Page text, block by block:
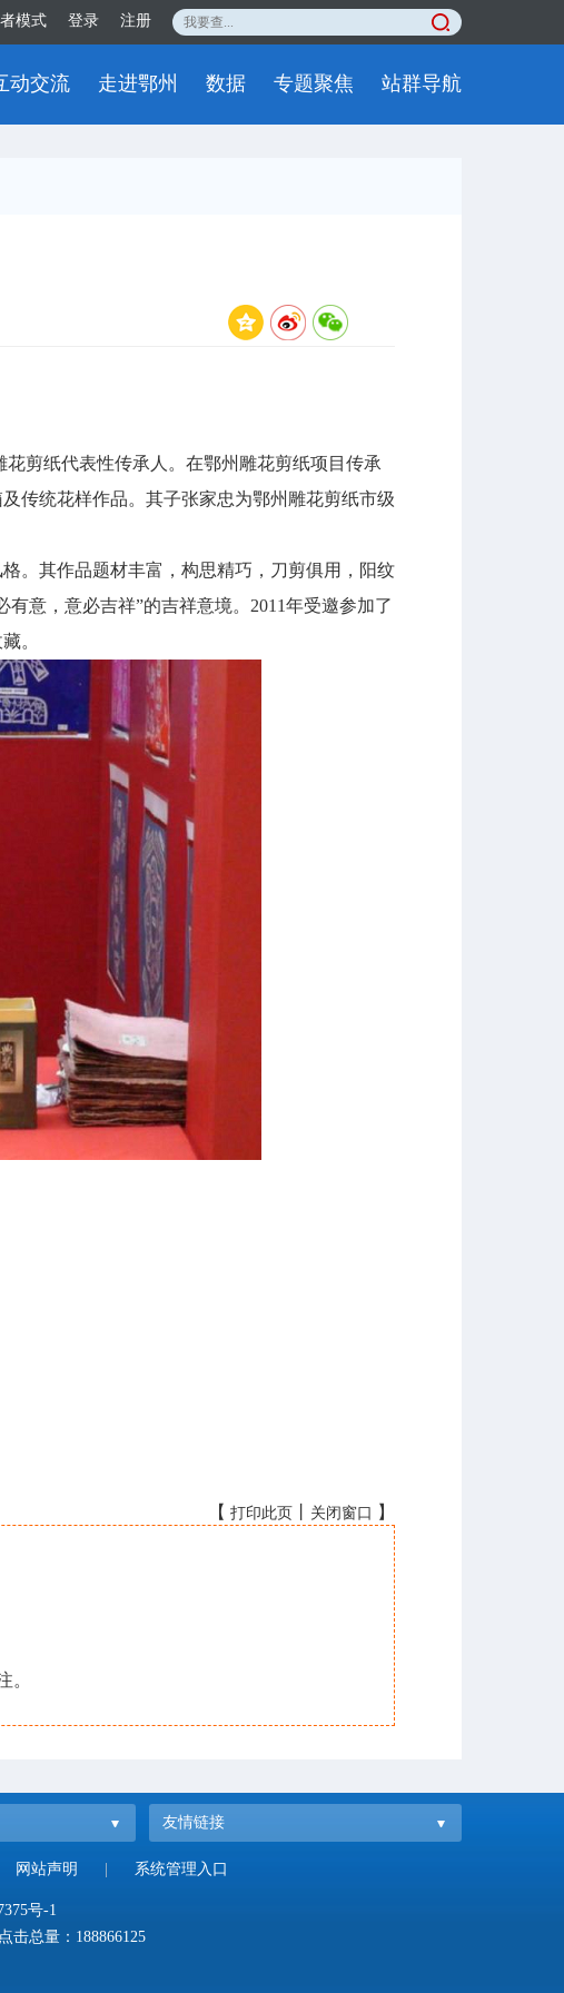
模式 登录 注册
动交流 走进鄂州 数据 专题聚焦 站群导航
剪纸代表性传承人。在鄂州雕花剪纸项目传承
传统花样作品。其子张家忠为鄂州雕花剪纸市级
。其作品题材丰富，构思精巧，刀剪俱用，阳纹
意，意必吉祥”的吉祥意境。2011年受邀参加了
。
【 打印此页 关闭窗口 】
。
友情链接
网站声明 系统管理入口
号-1
击总量： 188866125